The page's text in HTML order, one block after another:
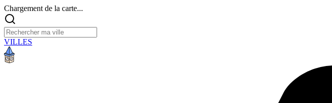
Chargement de la carte...
VILLES